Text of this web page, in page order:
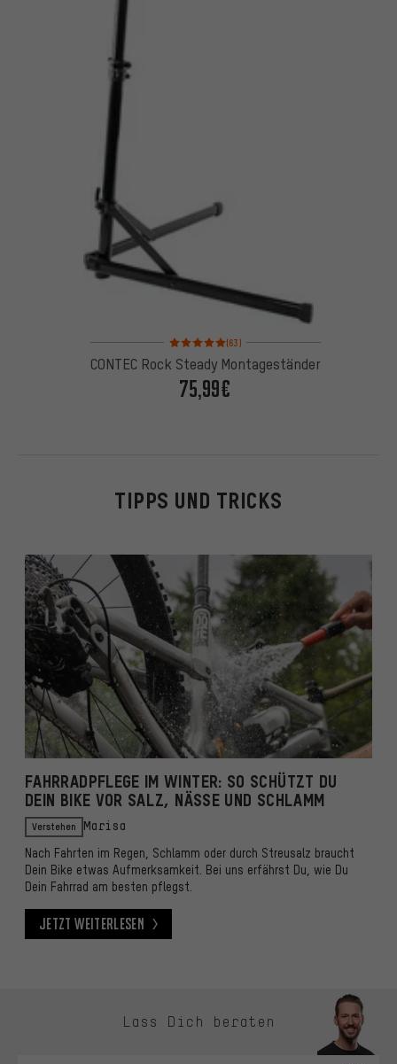
Bewertungen: 5 von 5 basierend auf 63
(63)
CONTEC Rock Steady Montageständer
75,99€
TIPPS UND TRICKS
FAHRRADPFLEGE IM WINTER: SO SCHÜTZT DU
DEIN BIKE VOR SALZ, NÄSSE UND SCHLAMM
Verstehen Marisa
Nach Fahrten im Regen, Schlamm oder durch Streusalz braucht
Dein Bike etwas Aufmerksamkeit. Bei uns erfährst Du, wie Du
Dein Fahrrad am besten pflegst.
Jetzt weiterlesen
Lass Dich beraten